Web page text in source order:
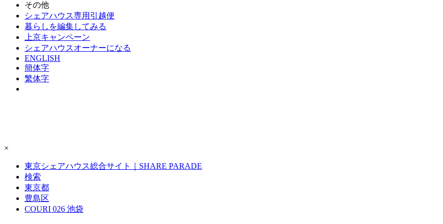
その他
シェアハウス専用引越便
暮らしを編集してみる
上京キャンペーン
シェアハウスオーナーになる
ENGLISH
簡体字
繁体字
×
東京シェアハウス総合サイト｜SHARE PARADE
検索
東京都
豊島区
COURI 026 池袋